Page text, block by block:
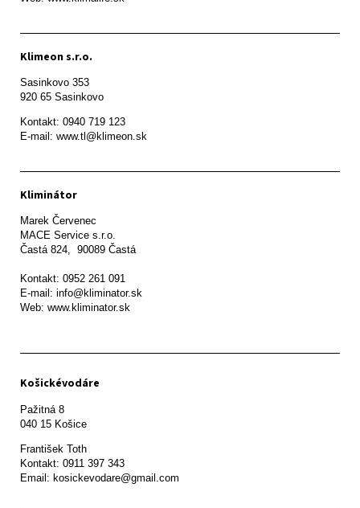
Klimeon s.r.o.
Sasinkovo 353
920 65 Sasinkovo
Kontakt: 0940 719 123
E-mail: www.tl@klimeon.sk
Kliminátor
Marek Červenec
MACE Service s.r.o.
Častá 824,  90089 Častá
Kontakt: 0952 261 091
E-mail: info@kliminator.sk
Web: www.kliminator.sk
Košickévodáre
Pažitná 8
František Toth
Kontakt: 0911 397 343
Email: kosickevodare@gmail.com